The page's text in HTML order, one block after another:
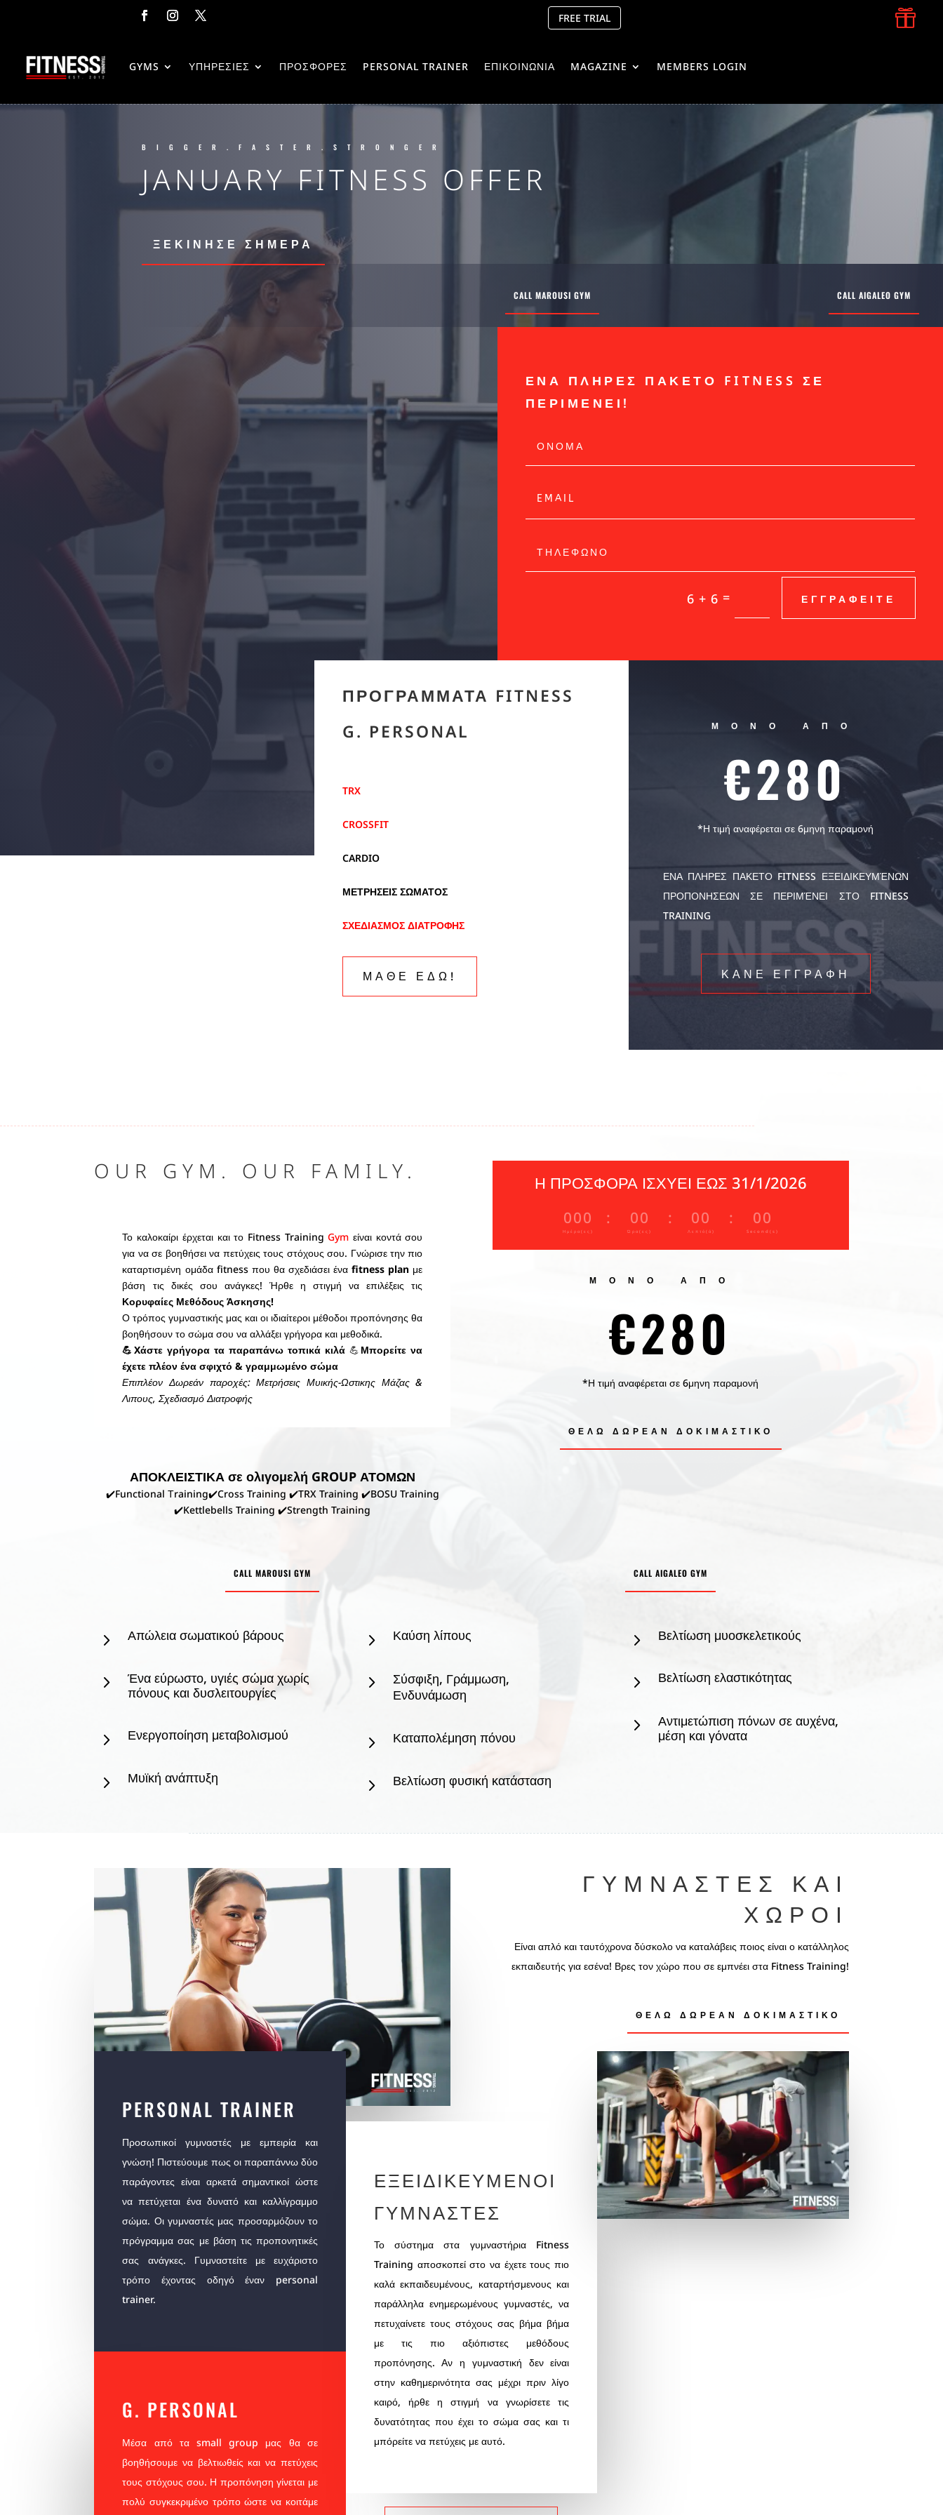
FREE TRIAL 
GYMS ΥΠΗΡΕΣΙΕΣ ΠΡΟΣΦΟΡΕΣ PERSONAL TRAINER ΕΠΙΚΟΙΝΩΝΙΑ MAGAZINE MEMBERS LOGIN
BIGGER.FASTER.STRONGER
JANUARY FITNESS OFFER
ΞΕΚΙΝΗΣΕ ΣΗΜΕΡΑ
CALL MAROUSI GYM CALL AIGALEO GYM
ΕΝΑ ΠΛΗΡΕΣ ΠΑΚΕΤΟ FITNESS ΣΕ
ΠΕΡΙΜΕΝΕΙ!
6 + 6 = ΕΓΓΡΑΦΕΙΤΕ
ΠΡΟΓΡΆΜΜΑΤΑ FITNESS
G. PERSONAL
TRX
CROSSFIT
CARDIO
ΜΕΤΡΗΣΕΙΣ ΣΩΜΑΤΟΣ
ΣΧΕΔΙΑΣΜΟΣ ΔΙΑΤΡΟΦΗΣ
ΜΑΘΕ ΕΔΩ!
ΜΟΝΟ ΑΠΟ
€280
*Η τιμή αναφέρεται σε 6μηνη παραμονή
ΕΝΑ ΠΛΗΡΕΣ ΠΑΚΕΤΟ FITNESS ΕΞΕΙΔΙΚΕΥΜΈΝΩΝ
ΠΡΟΠΟΝΗΣΕΩΝ ΣΕ ΠΕΡΙΜΈΝΕΙ ΣΤΟ FITNESS
TRAINING
ΚΑΝΕ ΕΓΓΡΑΦΗ
OUR GYM. OUR FAMILY.
Το καλοκαίρι έρχεται και το Fitness TrainingGym είναι κοντά σου
για να σε βοηθήσει να πετύχεις τους στόχους σου. Γνώρισε την πιο
καταρτισμένη ομάδα fitness που θα σχεδιάσει έναfitness plan με
βάση τις δικές σου ανάγκες! Ήρθε η στιγμή να επιλέξεις τις
Κορυφαίες Μεθόδους Άσκησης!
Ο τρόπος γυμναστικής μας και οι ιδιαίτεροι μέθοδοι προπόνησης θα
βοηθήσουν το σώμα σου να αλλάξει γρήγορα και μεθοδικά.
💪Xάστε γρήγορα τα παραπάνω τοπικά κιλά💪 Μπορείτε να
έχετε πλέον ένα σφιχτό & γραμμωμένο σώμα
Επιπλέον Δωρεάν παροχές: Μετρήσεις Μυικής-Ωστικης Μάζας &
Λιπους, Σχεδιασμό Διατροφής
ΑΠΟΚΛΕΙΣΤΙΚΑ σε ολιγομελή GROUP ΑΤΟΜΩΝ
✔️Functional Τraining✔️Cross Training ✔️TRX Training ✔️BOSU Training
✔️Kettlebells Training ✔️Strength Training
Η ΠΡΟΣΦΟΡΑ ΙΣΧΥΕΙ ΕΩΣ 31/1/2026
000
Ημέρα(ες)
: 00
Ώρα(ες)
: 00
Λεπτό(ά)
: 00
Second(s)
ΜΟΝΟ ΑΠΟ
€280
*Η τιμή αναφέρεται σε 6μηνη παραμονή
ΘΕΛΩ ΔΩΡΕΑΝ ΔΟΚΙΜΑΣΤΙΚΌ
CALL MAROUSI GYM CALL AIGALEO GYM
5 Απώλεια σωματικού βάρους
5
Ένα εύρωστο, υγιές σώμα χωρίς
πόνους και δυσλειτουργίες
5 Ενεργοποίηση μεταβολισμού
5 Μυϊκή ανάπτυξη
5 Καύση λίπους
5
Σύσφιξη, Γράμμωση,
Ενδυνάμωση
5 Καταπολέμηση πόνου
5 Βελτίωση φυσική κατάσταση
5 Βελτίωση μυοσκελετικούς
5 Βελτίωση ελαστικότητας
5
Αντιμετώπιση πόνων σε αυχένα,
μέση και γόνατα
ΓΥΜΝΑΣΤΈΣ ΚΑΙ
ΧΏΡΟΙ
Είναι απλό και ταυτόχρονα δύσκολο να καταλάβεις ποιος είναι ο κατάλληλος
εκπαιδευτής για εσένα! Βρες τον χώρο που σε εμπνέει στα Fitness Training!
ΘΕΛΩ ΔΩΡΕΑΝ ΔΟΚΙΜΑΣΤΙΚΌ
PERSONAL TRAINER
Προσωπικοί γυμναστές με εμπειρία και
γνώση! Πιστεύουμε πως οι παραπάννω δύο
παράγοντες είναι αρκετά σημαντικοί ώστε
να πετύχεται ένα δυνατό και καλλίγραμμο
σώμα. Οι γυμναστές μας προσαρμόζουν το
πρόγραμμα σας με βάση τις προπονητικές
σας ανάγκες. Γυμναστείτε με ευχάριστο
τρόπο έχοντας οδηγό έναν personal
trainer.
G. PERSONAL
Μέσα από τα small group μας θα σε
βοηθήσουμε να βελτιωθείς και να πετύχεις
τους στόχους σου. Η προπόνηση γίνεται με
πολύ συγκεκριμένο τρόπο ώστε να κοιτάμε
ΕΞΕΙΔΙΚΕΥΜΕΝΟΙ
ΓΥΜΝΑΣΤΕΣ
Το σύστημα στα γυμναστήρια
Fitness
Training αποσκοπεί στο να έχετε τους πιο
καλά εκπαιδευμένους, καταρτήσμενους και
παράλληλα ενημερωμένους γυμναστές, να
πετυχαίνετε τους στόχους σας βήμα βήμα
με τις πιο αξιόπιστες μεθόδους
προπόνησης. Αν η γυμναστική δεν είναι
στην καθημερινότητα σας μέχρι πριν λίγο
καιρό, ήρθε η στιγμή να γνωρίσετε τις
δυνατότητας που έχει το σώμα σας και τι
μπόρείτε να πετύχεις με αυτό.